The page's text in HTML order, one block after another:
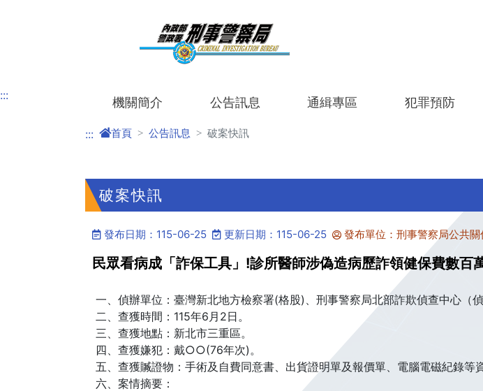
::: 機關簡介 公告訊息 通緝專區 犯罪預防
::: 首頁 公告訊息 破案快訊
破案快訊
發布日期：115-06-25 更新日期：115-06-25 發布單位：刑事警察局公共關
民眾看病成「詐保工具」!診所醫師涉偽造病歷詐領健保費數百
一、偵辦單位：臺灣新北地方檢察署(格股)、刑事警察局北部詐欺偵查中心（
二、查獲時間：115年6月2日。
三、查獲地點：新北市三重區。
四、查獲嫌犯：戴○○(76年次)。
五、查獲贓證物：手術及自費同意書、出貨證明單及報價單、電腦電磁紀錄等資
六、案情摘要：